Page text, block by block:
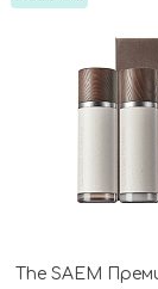
The SAEM